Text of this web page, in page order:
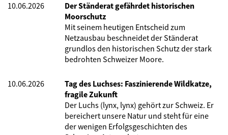
10.06.2026
Der Ständerat gefährdet historischen
Moorschutz
Mit seinem heutigen Entscheid zum
Netzausbau beschneidet der Ständerat
grundlos den historischen Schutz der stark
bedrohten Schweizer Moore.
10.06.2026
Tag des Luchses: Faszinierende Wildkatze,
fragile Zukunft
Der Luchs (lynx, lynx) gehört zur Schweiz. Er
bereichert unsere Natur und steht für eine
der wenigen Erfolgsgeschichten des